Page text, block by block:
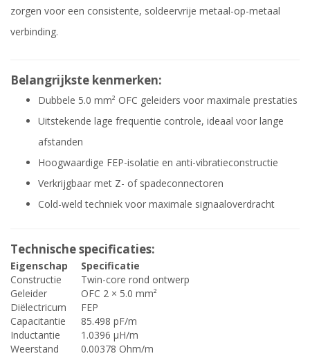
zorgen voor een consistente, soldeervrije metaal-op-metaal
verbinding.
Belangrijkste kenmerken:
Dubbele 5.0 mm² OFC geleiders voor maximale prestaties
Uitstekende lage frequentie controle, ideaal voor lange
afstanden
Hoogwaardige FEP-isolatie en anti-vibratieconstructie
Verkrijgbaar met Z- of spadeconnectoren
Cold-weld techniek voor maximale signaaloverdracht
Technische specificaties:
Eigenschap
Specificatie
Constructie
Twin-core rond ontwerp
Geleider
OFC 2 × 5.0 mm²
Diëlectricum
FEP
Capacitantie
85.498 pF/m
Inductantie
1.0396 µH/m
Weerstand
0.00378 Ohm/m